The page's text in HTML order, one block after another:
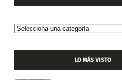
LO MÁS VISTO